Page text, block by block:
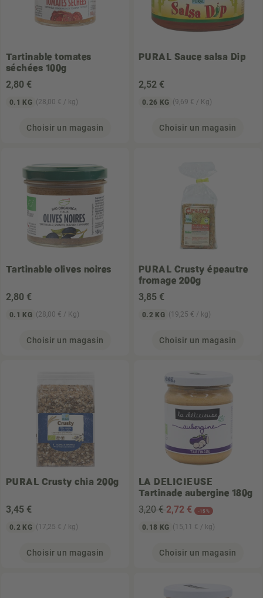
Tartinable tomates
séchées 100g
2,80 €
0.1 KG (28,00 € / kg)
Choisir un magasin
PURAL Sauce salsa Dip
2,52 €
0.26 KG (9,69 € / Kg)
Choisir un magasin
Tartinable olives noires
2,80 €
0.1 KG (28,00 € / Kg)
Choisir un magasin
PURAL Crusty épeautre
fromage 200g
3,85 €
0.2 KG (19,25 € / kg)
Choisir un magasin
PURAL Crusty chia 200g
3,45 €
0.2 KG (17,25 € / kg)
Choisir un magasin
LA DELICIEUSE
Tartinade aubergine 180g
3,20 €2,72 € -15%
0.18 KG (15,11 € / kg)
Choisir un magasin